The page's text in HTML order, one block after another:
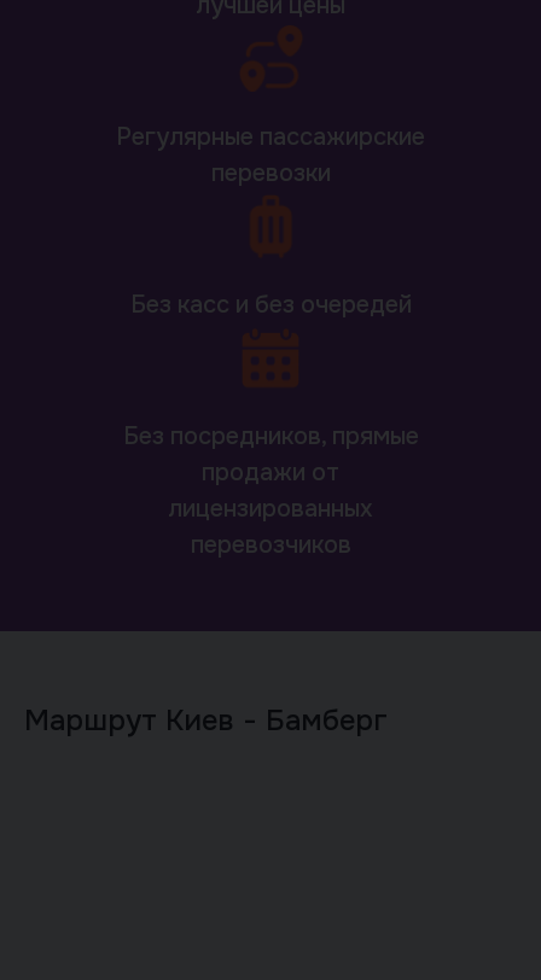
Регулярные пассажирские
перевозки
Без касс и без очередей
Без посредников, прямые
продажи от
лицензированных
перевозчиков
Маршрут Киев - Бамберг